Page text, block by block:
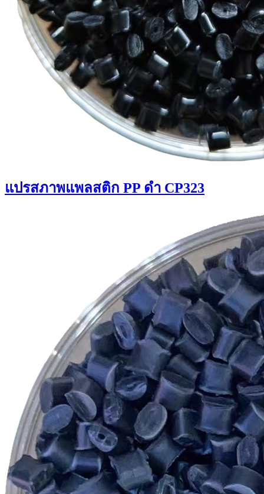
แปรสภาพแพลสติก PP ดำ CP323